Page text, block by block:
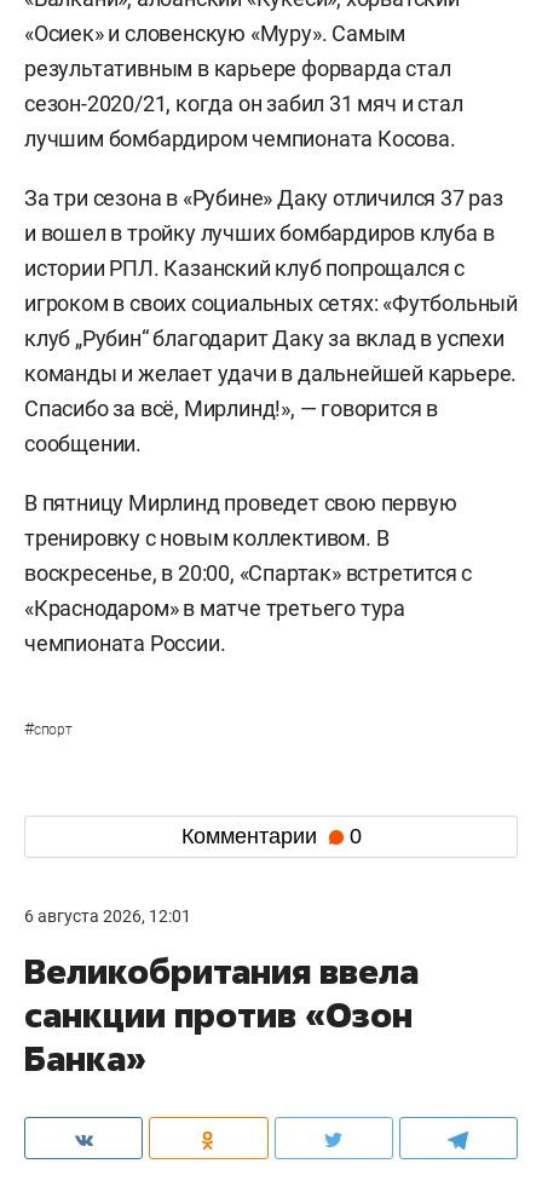
«Осиек» и словенскую «Муру». Самым
результативным в карьере форварда стал
сезон-2020/21, когда он забил 31 мяч и стал
лучшим бомбардиром чемпионата Косова.
За три сезона в «Рубине» Даку отличился 37 раз
и вошел в тройку лучших бомбардиров клуба в
истории РПЛ. Казанский клуб попрощался с
игроком в своих социальных сетях: «Футбольный
клуб „Рубин“ благодарит Даку за вклад в успехи
команды и желает удачи в дальнейшей карьере.
Спасибо за всё, Мирлинд!», — говорится в
сообщении.
В пятницу Мирлинд проведет свою первую
тренировку с новым коллективом. В
воскресенье, в 20:00, «Спартак» встретится с
«Краснодаром» в матче третьего тура
чемпионата России.
#спорт
Комментарии 0
6 августа 2026, 12:01
Великобритания ввела
санкции против «Озон
Банка»